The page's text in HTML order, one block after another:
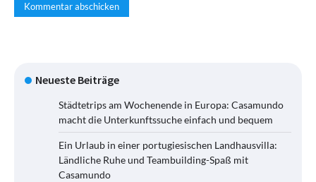
Neueste Beiträge
Städtetrips am Wochenende in Europa: Casamundo
macht die Unterkunftssuche einfach und bequem
Ein Urlaub in einer portugiesischen Landhausvilla:
Ländliche Ruhe und Teambuilding-Spaß mit
Casamundo